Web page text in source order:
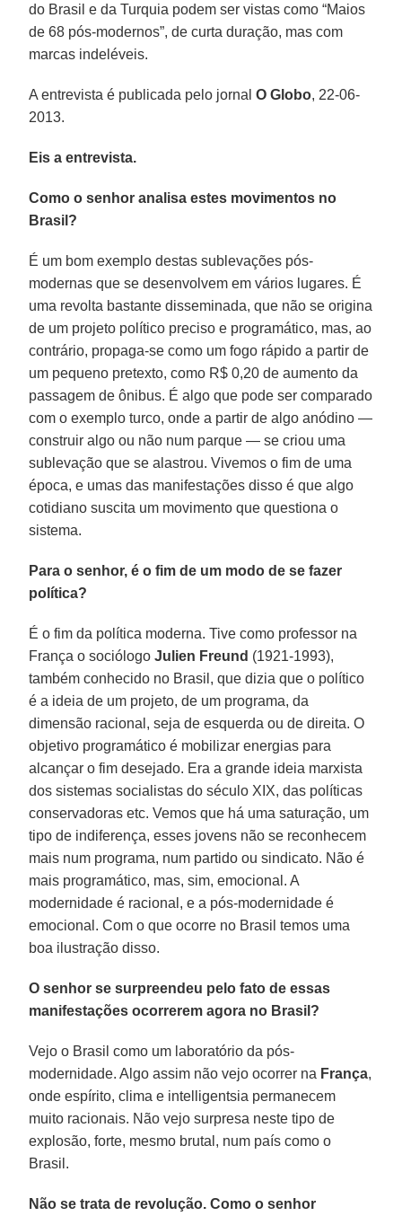
do Brasil e da Turquia podem ser vistas como “Maios
de 68 pós-modernos”, de curta duração, mas com
marcas indeléveis.
A entrevista é publicada pelo jornalO Globo, 22-06-
2013.
Eis a entrevista.
Como o senhor analisa estes movimentos no
Brasil?
É um bom exemplo destas sublevações pós-
modernas que se desenvolvem em vários lugares. É
uma revolta bastante disseminada, que não se origina
de um projeto político preciso e programático, mas, ao
contrário, propaga-se como um fogo rápido a partir de
um pequeno pretexto, como R$ 0,20 de aumento da
passagem de ônibus. É algo que pode ser comparado
com o exemplo turco, onde a partir de algo anódino —
construir algo ou não num parque — se criou uma
sublevação que se alastrou. Vivemos o fim de uma
época, e umas das manifestações disso é que algo
cotidiano suscita um movimento que questiona o
sistema.
Para o senhor, é o fim de um modo de se fazer
política?
É o fim da política moderna. Tive como professor na
França o sociólogoJulien Freund (1921-1993),
também conhecido no Brasil, que dizia que o político
é a ideia de um projeto, de um programa, da
dimensão racional, seja de esquerda ou de direita. O
objetivo programático é mobilizar energias para
alcançar o fim desejado. Era a grande ideia marxista
dos sistemas socialistas do século XIX, das políticas
conservadoras etc. Vemos que há uma saturação, um
tipo de indiferença, esses jovens não se reconhecem
mais num programa, num partido ou sindicato. Não é
mais programático, mas, sim, emocional. A
modernidade é racional, e a pós-modernidade é
emocional. Com o que ocorre no Brasil temos uma
boa ilustração disso.
O senhor se surpreendeu pelo fato de essas
manifestações ocorrerem agora no Brasil?
Vejo o Brasil como um laboratório da pós-
modernidade. Algo assim não vejo ocorrer na França,
onde espírito, clima e intelligentsia permanecem
muito racionais. Não vejo surpresa neste tipo de
explosão, forte, mesmo brutal, num país como o
Brasil.
Não se trata de revolução. Como o senhor